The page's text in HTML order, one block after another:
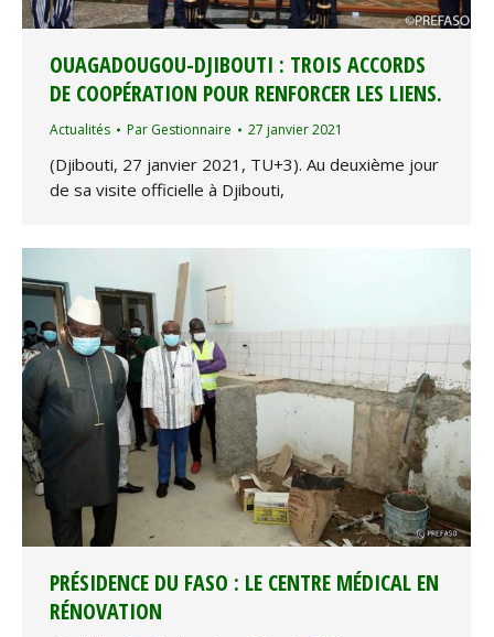
OUAGADOUGOU-DJIBOUTI : TROIS ACCORDS
DE COOPÉRATION POUR RENFORCER LES LIENS.
Actualités Par Gestionnaire 27 janvier 2021
(Djibouti, 27 janvier 2021, TU+3). Au deuxième jour
de sa visite officielle à Djibouti,
PRÉSIDENCE DU FASO : LE CENTRE MÉDICAL EN
RÉNOVATION